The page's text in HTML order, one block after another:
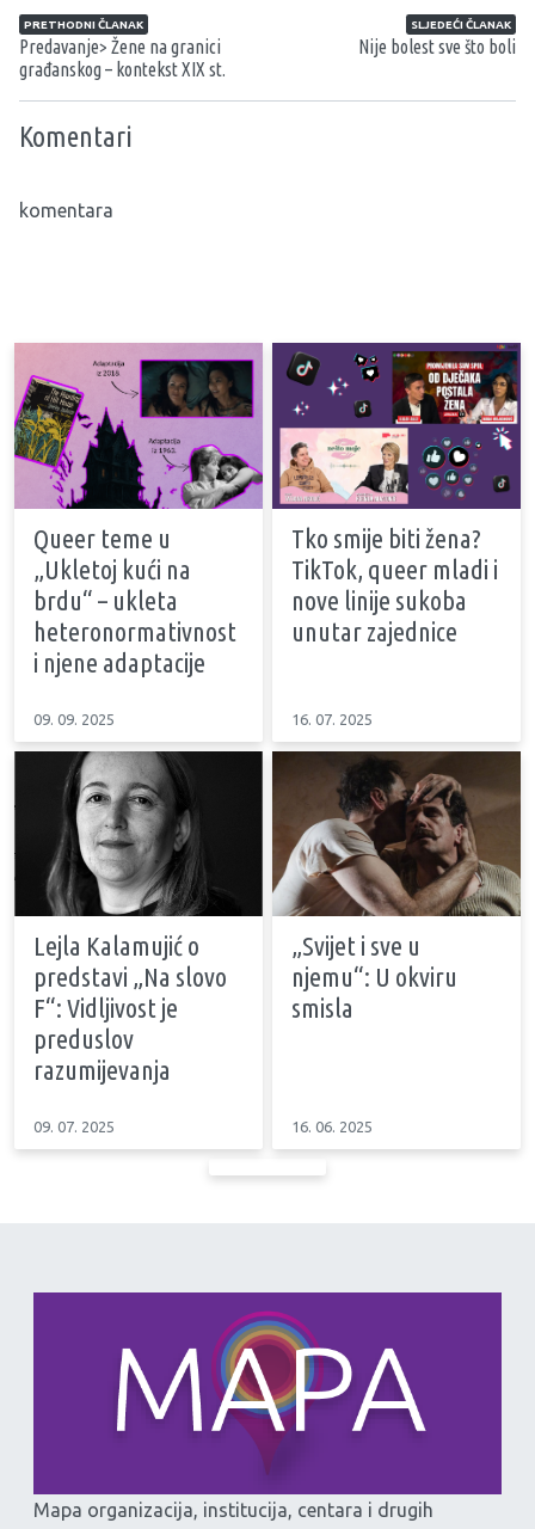
Navigacija članaka
PRETHODNI ČLANAK
Predavanje> Žene na granici
građanskog – kontekst XIX st.
SLJEDEĆI ČLANAK
Nije bolest sve što boli
Komentari
komentara
Queer teme u
„Ukletoj kući na
brdu“ – ukleta
heteronormativnost
i njene adaptacije
09. 09. 2025
Tko smije biti žena?
TikTok, queer mladi i
nove linije sukoba
unutar zajednice
16. 07. 2025
Lejla Kalamujić o
predstavi „Na slovo
F“: Vidljivost je
preduslov
razumijevanja
09. 07. 2025
„Svijet i sve u
njemu“: U okviru
smisla
16. 06. 2025
Mapa organizacija, institucija, centara i drugih